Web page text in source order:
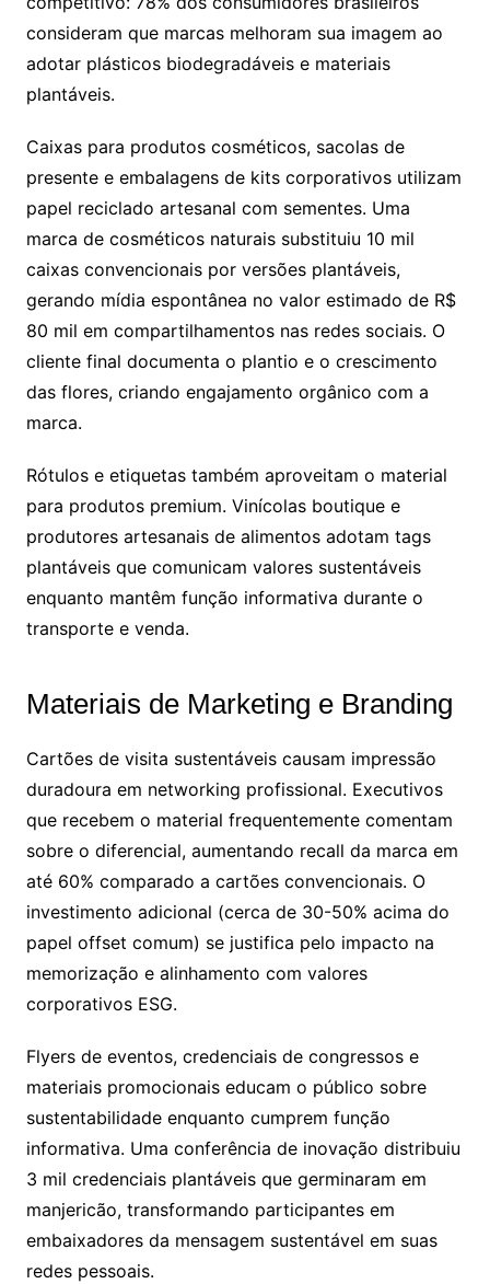
consideram que marcas melhoram sua imagem ao
adotar plásticos biodegradáveis e materiais
plantáveis.
Caixas para produtos cosméticos, sacolas de
presente e embalagens de kits corporativos utilizam
papel reciclado artesanal com sementes. Uma
marca de cosméticos naturais substituiu 10 mil
caixas convencionais por versões plantáveis,
gerando mídia espontânea no valor estimado de R$
80 mil em compartilhamentos nas redes sociais. O
cliente final documenta o plantio e o crescimento
das flores, criando engajamento orgânico com a
marca.
Rótulos e etiquetas também aproveitam o material
para produtos premium. Vinícolas boutique e
produtores artesanais de alimentos adotam tags
plantáveis que comunicam valores sustentáveis
enquanto mantêm função informativa durante o
transporte e venda.
Materiais de Marketing e Branding
Cartões de visita sustentáveis causam impressão
duradoura em networking profissional. Executivos
que recebem o material frequentemente comentam
sobre o diferencial, aumentando recall da marca em
até 60% comparado a cartões convencionais. O
investimento adicional (cerca de 30-50% acima do
papel offset comum) se justifica pelo impacto na
memorização e alinhamento com valores
corporativos ESG.
Flyers de eventos, credenciais de congressos e
materiais promocionais educam o público sobre
sustentabilidade enquanto cumprem função
informativa. Uma conferência de inovação distribuiu
3 mil credenciais plantáveis que germinaram em
manjericão, transformando participantes em
embaixadores da mensagem sustentável em suas
redes pessoais.